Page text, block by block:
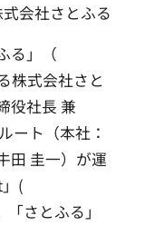
会社さとふる
る」（
株式会社さと
役社長 兼
ート（本社：
田 圭一）が運
(
さとふる」